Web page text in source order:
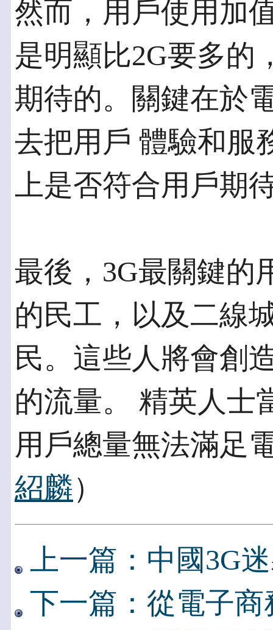
然而，用戶使用加
是明顯比2G要多的
期待的。關鍵在於
去把用戶 體驗和服
上是否符合用戶期
最後，3G最關鍵的
的民工，以及二線
民。這些人將會創
的流量。 精英人士
用戶總量無法滿足
紹麟）
上一篇：中國3G
下一篇：從電子